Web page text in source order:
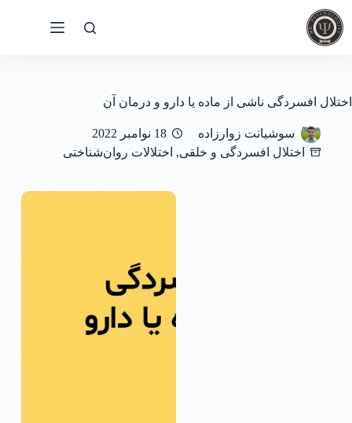
پرش
به
محتوا
اختلال افسردگی ناشی از ماده یا دارو و درمان آن
سوشیانت زوارزاده
18 نوامبر 2022
اختلال افسردگی و خلقی, اختلالات روان‌شناختی